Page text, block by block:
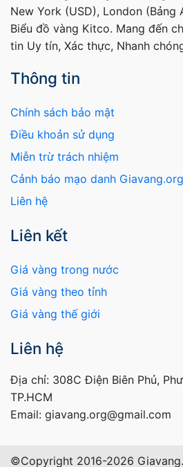
New York (USD), London (Bảng
Biểu đồ vàng Kitco. Mang đến
tin Uy tín, Xác thực, Nhanh
Thông tin
Chính sách bảo mật
Điều khoản sử dụng
Miễn trừ trách nhiệm
Cảnh báo mạo danh Giavang.org
Liên hệ
Liên kết
Giá vàng trong nước
Giá vàng theo tỉnh
Giá vàng thế giới
Liên hệ
Địa chỉ: 308C Điện Biên Phủ,
TP.HCM
Email: giavang.org@gmail.com
©Copyright 2016-2026